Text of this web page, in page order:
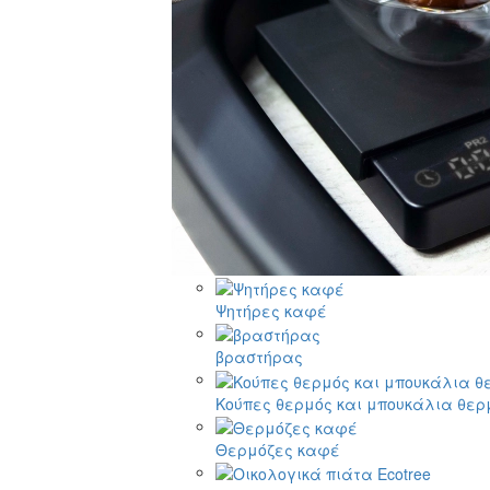
Ψητήρες καφέ
βραστήρας
Κούπες θερμός και μπουκάλια
Θερμόζες καφέ